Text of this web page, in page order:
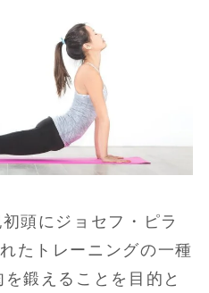
頭にジョセフ・ピラ
たトレーニングの一種
鍛えることを目的と